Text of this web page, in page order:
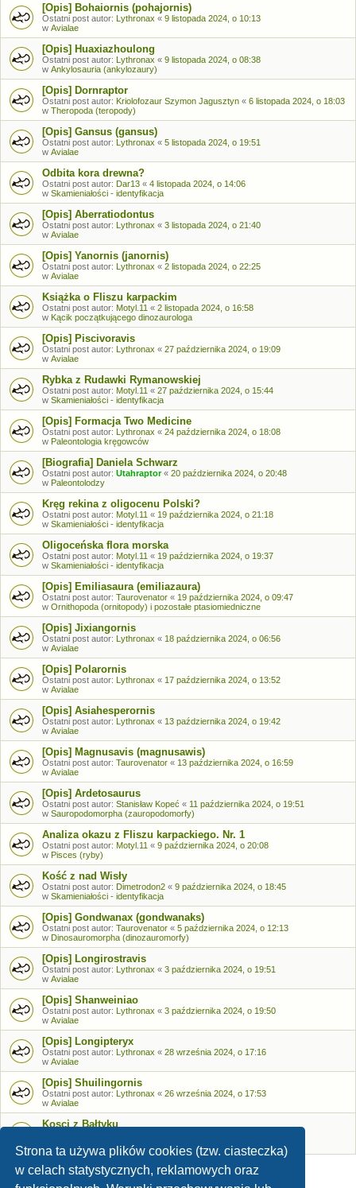
Strona ta używa plików cookies (tzw. ciasteczka)
w celach statystycznych, reklamowych oraz
[Opis] Bohaiornis (pohajornis)
Ostatni post autor: Lythronax « 9 listopada 2024, o 10:13
w Avialae
[Opis] Huaxiazhoulong
Ostatni post autor: Lythronax « 9 listopada 2024, o 08:38
w Ankylosauria (ankylozaury)
[Opis] Dornraptor
Ostatni post autor: Kriolofozaur Szymon Jagusztyn « 6 listopada 2024, o 18:03
w Theropoda (teropody)
[Opis] Gansus (gansus)
Ostatni post autor: Lythronax « 5 listopada 2024, o 19:51
w Avialae
Odbita kora drewna?
Ostatni post autor: Dar13 « 4 listopada 2024, o 14:06
w Skamieniałości - identyfikacja
[Opis] Aberratiodontus
Ostatni post autor: Lythronax « 3 listopada 2024, o 21:40
w Avialae
[Opis] Yanornis (janornis)
Ostatni post autor: Lythronax « 2 listopada 2024, o 22:25
w Avialae
Książka o Fliszu karpackim
Ostatni post autor: Motyl.11 « 2 listopada 2024, o 16:58
w Kącik początkującego dinozaurologa
[Opis] Piscivoravis
Ostatni post autor: Lythronax « 27 października 2024, o 19:09
w Avialae
Rybka z Rudawki Rymanowskiej
Ostatni post autor: Motyl.11 « 27 października 2024, o 15:44
w Skamieniałości - identyfikacja
[Opis] Formacja Two Medicine
Ostatni post autor: Lythronax « 24 października 2024, o 18:08
w Paleontologia kręgowców
[Biografia] Daniela Schwarz
Ostatni post autor: Utahraptor« 20 października 2024, o 20:48
w Paleontolodzy
Kręg rekina z oligocenu Polski?
Ostatni post autor: Motyl.11 « 19 października 2024, o 21:18
w Skamieniałości - identyfikacja
Oligoceńska flora morska
Ostatni post autor: Motyl.11 « 19 października 2024, o 19:37
w Skamieniałości - identyfikacja
[Opis] Emiliasaura (emiliazaura)
Ostatni post autor: Taurovenator « 19 października 2024, o 09:47
w Ornithopoda (ornitopody) i pozostałe ptasiomiedniczne
[Opis] Jixiangornis
Ostatni post autor: Lythronax « 18 października 2024, o 06:56
w Avialae
[Opis] Polarornis
Ostatni post autor: Lythronax « 17 października 2024, o 13:52
w Avialae
[Opis] Asiahesperornis
Ostatni post autor: Lythronax « 13 października 2024, o 19:42
w Avialae
[Opis] Magnusavis (magnusawis)
Ostatni post autor: Taurovenator « 13 października 2024, o 16:59
w Avialae
[Opis] Ardetosaurus
Ostatni post autor: Stanisław Kopeć « 11 października 2024, o 19:51
w Sauropodomorpha (zauropodomorfy)
Analiza okazu z Fliszu karpackiego. Nr. 1
Ostatni post autor: Motyl.11 « 9 października 2024, o 20:08
w Pisces (ryby)
Kość z nad Wisły
Ostatni post autor: Dimetrodon2 « 9 października 2024, o 18:45
w Skamieniałości - identyfikacja
[Opis] Gondwanax (gondwanaks)
Ostatni post autor: Taurovenator « 5 października 2024, o 12:13
w Dinosauromorpha (dinozauromorfy)
[Opis] Longirostravis
Ostatni post autor: Lythronax « 3 października 2024, o 19:51
w Avialae
[Opis] Shanweiniao
Ostatni post autor: Lythronax « 3 października 2024, o 19:50
w Avialae
[Opis] Longipteryx
Ostatni post autor: Lythronax « 28 września 2024, o 17:16
w Avialae
[Opis] Shuilingornis
Ostatni post autor: Lythronax « 26 września 2024, o 17:53
w Avialae
Kosci z Bałtyku
Skamieniałości - identyfikacja